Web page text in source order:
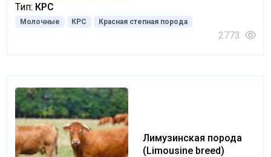
Тип: КРС
Молочные КРС Красная степная порода
2773
Лимузинская порода
(Limousine breed)